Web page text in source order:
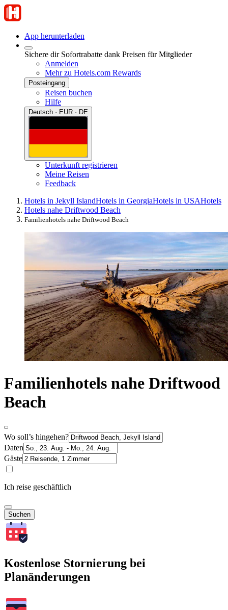
App herunterladen
Sichere dir Sofortrabatte dank Preisen für Mitglieder
Anmelden
Mehr zu Hotels.com Rewards
Posteingang
Reisen buchen
Hilfe
Deutsch · EUR · DE
Unterkunft registrieren
Meine Reisen
Feedback
Hotels in Jekyll IslandHotels in GeorgiaHotels in USAHotels
Hotels nahe Driftwood Beach
Familienhotels nahe Driftwood Beach
Familienhotels nahe Driftwood
Beach
Wo soll’s hingehen?
Daten
Gäste
Ich reise geschäftlich
Suchen
Kostenlose Stornierung bei
Planänderungen